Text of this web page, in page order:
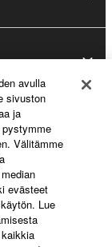
avulla
sivuston
ja
Välitämme
evästeet
Lue